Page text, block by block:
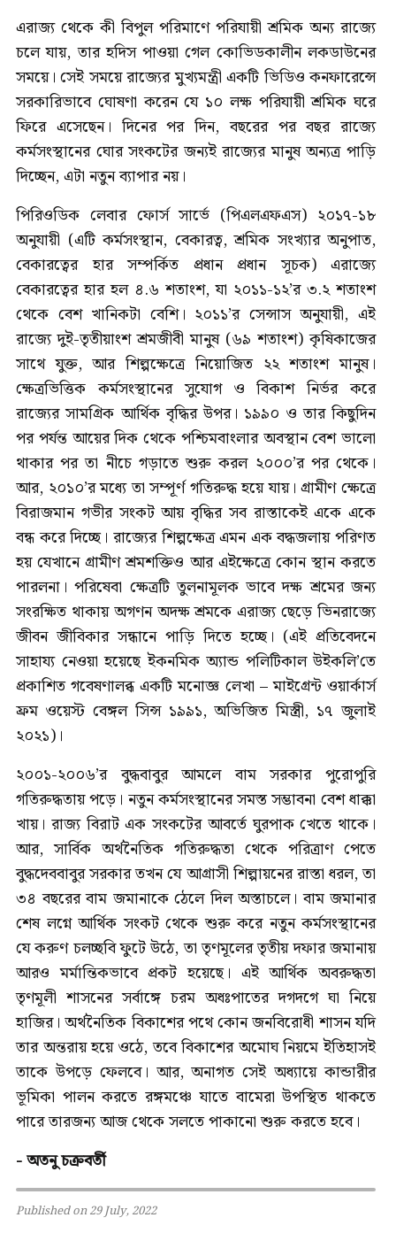
এরাজ্য থেকে কী বিপুল পরিমাণে পরিযায়ী শ্রমিক অন্য রাজ্যে
চলে যায়, তার হদিস পাওয়া গেল কোভিডকালীন লকডাউনের
সময়ে। সেই সময়ে রাজ্যের মুখ্যমন্ত্রী একটি ভিডিও কনফারেন্সে
সরকারিভাবে ঘোষণা করেন যে ১০ লক্ষ পরিযায়ী শ্রমিক ঘরে
ফিরে এসেছেন। দিনের পর দিন, বছরের পর বছর রাজ্যে
কর্মসংস্থানের ঘোর সংকটের জন্যই রাজ্যের মানুষ অন্যত্র পাড়ি
দিচ্ছেন, এটা নতুন ব্যাপার নয়।
পিরিওডিক লেবার ফোর্স সার্ভে (পিএলএফএস) ২০১৭-১৮
অনুযায়ী (এটি কর্মসংস্থান, বেকারত্ব, শ্রমিক সংখ্যার অনুপাত,
বেকারত্বের হার সম্পর্কিত প্রধান প্রধান সূচক) এরাজ্যে
বেকারত্বের হার হল ৪.৬ শতাংশ, যা ২০১১-১২’র ৩.২ শতাংশ
থেকে বেশ খানিকটা বেশি। ২০১১’র সেন্সাস অনুযায়ী, এই
রাজ্যে দুই-তৃতীয়াংশ শ্রমজীবী মানুষ (৬৯ শতাংশ) কৃষিকাজের
সাথে যুক্ত, আর শিল্পক্ষেত্রে নিয়োজিত ২২ শতাংশ মানুষ।
ক্ষেত্রভিত্তিক কর্মসংস্থানের সুযোগ ও বিকাশ নির্ভর করে
রাজ্যের সামগ্রিক আর্থিক বৃদ্ধির উপর। ১৯৯০ ও তার কিছুদিন
পর পর্যন্ত আয়ের দিক থেকে পশ্চিমবাংলার অবস্থান বেশ ভালো
থাকার পর তা নীচে গড়াতে শুরু করল ২০০০’র পর থেকে।
আর, ২০১০’র মধ্যে তা সম্পূর্ণ গতিরুদ্ধ হয়ে যায়। গ্রামীণ ক্ষেত্রে
বিরাজমান গভীর সংকট আয় বৃদ্ধির সব রাস্তাকেই একে একে
বন্ধ করে দিচ্ছে। রাজ্যের শিল্পক্ষেত্র এমন এক বদ্ধজলায় পরিণত
হয় যেখানে গ্রামীণ শ্রমশক্তিও আর এইক্ষেত্রে কোন স্থান করতে
পারলনা। পরিষেবা ক্ষেত্রটি তুলনামূলক ভাবে দক্ষ শ্রমের জন্য
সংরক্ষিত থাকায় অগণন অদক্ষ শ্রমকে এরাজ্য ছেড়ে ভিনরাজ্যে
জীবন জীবিকার সন্ধানে পাড়ি দিতে হচ্ছে। (এই প্রতিবেদনে
সাহায্য নেওয়া হয়েছে ইকনমিক অ্যান্ড পলিটিকাল উইকলি’তে
প্রকাশিত গবেষণালব্ধ একটি মনোজ্ঞ লেখা – মাইগ্রেন্ট ওয়ার্কার্স
ফ্রম ওয়েস্ট বেঙ্গল সিন্স ১৯৯১, অভিজিত মিস্ত্রী, ১৭ জুলাই
২০২১)।
২০০১-২০০৬’র বুদ্ধবাবুর আমলে বাম সরকার পুরোপুরি
গতিরুদ্ধতায় পড়ে। নতুন কর্মসংস্থানের সমস্ত সম্ভাবনা বেশ ধাক্কা
খায়। রাজ্য বিরাট এক সংকটের আবর্তে ঘুরপাক খেতে থাকে।
আর, সার্বিক অর্থনৈতিক গতিরুদ্ধতা থেকে পরিত্রাণ পেতে
বুদ্ধদেববাবুর সরকার তখন যে আগ্রাসী শিল্পায়নের রাস্তা ধরল, তা
৩৪ বছরের বাম জমানাকে ঠেলে দিল অস্তাচলে। বাম জমানার
শেষ লগ্নে আর্থিক সংকট থেকে শুরু করে নতুন কর্মসংস্থানের
যে করুণ চলচ্ছবি ফুটে উঠে, তা তৃণমূলের তৃতীয় দফার জমানায়
আরও মর্মান্তিকভাবে প্রকট হয়েছে। এই আর্থিক অবরুদ্ধতা
তৃণমূলী শাসনের সর্বাঙ্গে চরম অধঃপাতের দগদগে ঘা নিয়ে
হাজির। অর্থনৈতিক বিকাশের পথে কোন জনবিরোধী শাসন যদি
তার অন্তরায় হয়ে ওঠে, তবে বিকাশের অমোঘ নিয়মে ইতিহাসই
তাকে উপড়ে ফেলবে। আর, অনাগত সেই অধ্যায়ে কান্ডারীর
ভূমিকা পালন করতে রঙ্গমঞ্চে যাতে বামেরা উপস্থিত থাকতে
পারে তারজন্য আজ থেকে সলতে পাকানো শুরু করতে হবে।
- অতনু চক্রবর্তী
Published on 29 July, 2022